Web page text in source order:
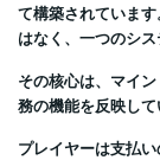
て構築されていま
はなく、一つのシス
その核心は、マイ
務の機能を反映して
プレイヤーは支払